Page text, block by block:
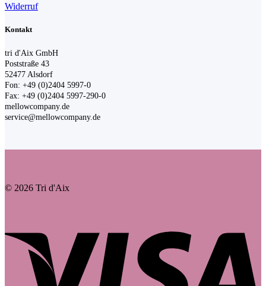
Widerruf
Kontakt
tri d'Aix GmbH
Poststraße 43
52477 Alsdorf
Fon: +49 (0)2404 5997-0
Fax: +49 (0)2404 5997-290-0
mellowcompany.de
service@mellowcompany.de
© 2026 Tri d'Aix